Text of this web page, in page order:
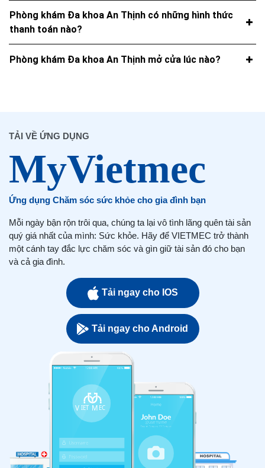
Phòng khám Đa khoa An Thịnh có những hình thức
thanh toán nào?
Phòng khám Đa khoa An Thịnh mở cửa lúc nào?
TẢI VỀ ỨNG DỤNG
Ứng dụng Chăm sóc sức khỏe cho gia đình bạn
Mỗi ngày bận rộn trôi qua, chúng ta lại vô tình lãng quên tài sản
quý giá nhất của mình: Sức khỏe. Hãy để VIETMEC trở thành
một cánh tay đắc lực chăm sóc và gìn giữ tài sản đó cho bạn
và cả gia đình.
Tải ngay cho IOS
Tải ngay cho Android